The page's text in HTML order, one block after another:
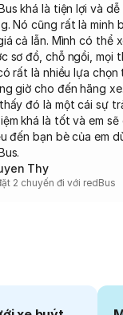
khá là tiện lợi và dễ
Nó cũng rất là minh
cả lẫn. Mình có thể
sơ đồ, chỗ ngồi, mọi
rất là nhiều lựa chọn
giờ cho đến hãng
đó là một cái sự
khá là tốt và em sẽ
đến bạn bè của em
Thy
2 chuyến đi với redBus